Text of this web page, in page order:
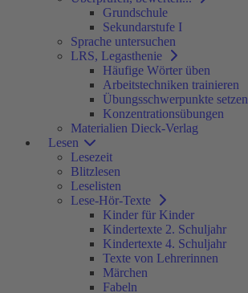
Grundschule
Sekundarstufe I
Sprache untersuchen
LRS, Legasthenie
Häufige Wörter üben
Arbeitstechniken trainieren
Übungsschwerpunkte setzen
Konzentrationsübungen
Materialien Dieck-Verlag
Lesen
Lesezeit
Blitzlesen
Leselisten
Lese-Hör-Texte
Kinder für Kinder
Kindertexte 2. Schuljahr
Kindertexte 4. Schuljahr
Texte von Lehrerinnen
Märchen
Fabeln